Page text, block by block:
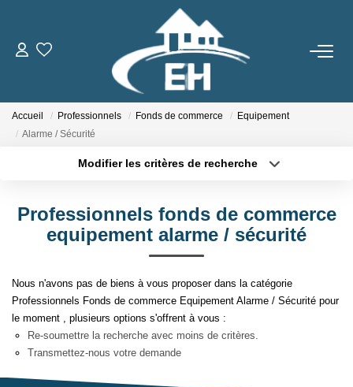
ACHETER
Nos Biens
NOTRE AGENCE
Qui Sommes-Nous
Notre Équipe
Nos Actualités
Accueil Professionnels Fonds de commerce
Equipement
Alarme / Sécurité
Modifier les critères de recherche
Sélectionnez...
Type de bien
Surface min
Créer une alerte
Professionnels fonds de commerce
equipement alarme / sécurité
Nous n'avons pas de biens à vous proposer dans la catégorie
Professionnels Fonds de commerce Equipement Alarme / Sécurité pour
le moment , plusieurs options s'offrent à vous :
Re-soumettre la recherche avec moins de critères.
Transmettez-nous votre demande